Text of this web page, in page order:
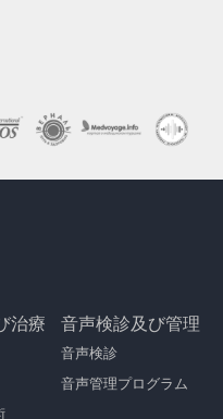
治療 音声検診及び管理
音声検診
音声管理プログラム